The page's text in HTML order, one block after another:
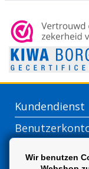
Kundendienst
Wir benutzen